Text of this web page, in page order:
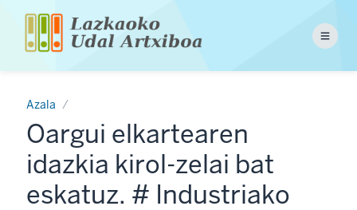
main
Menu
Azala
Oargui elkartearen
idazkia kirol-zelai bat
eskatuz. # Industriako